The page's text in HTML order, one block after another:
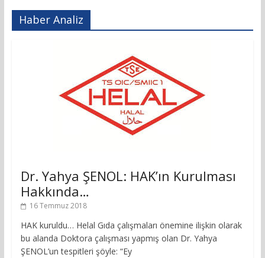
Haber Analiz
Dr. Yahya ŞENOL: HAK’ın Kurulması
Hakkında…
16 Temmuz 2018
HAK kuruldu… Helal Gıda çalışmaları önemine ilişkin olarak
bu alanda Doktora çalışması yapmış olan Dr. Yahya
ŞENOL’un tespitleri şöyle: “Ey